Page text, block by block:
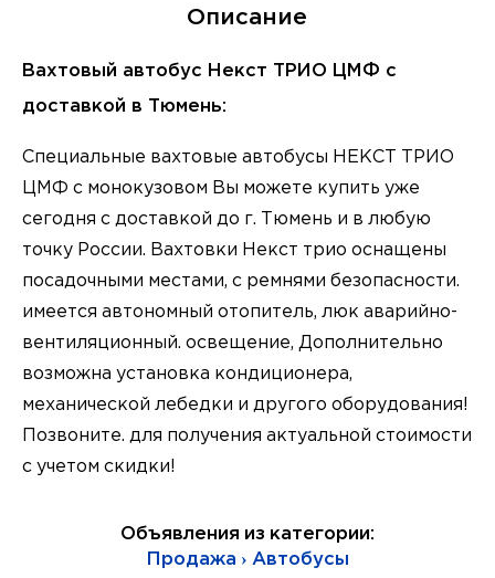
Описание
Вахтовый автобус Некст ТРИО ЦМФ с
доставкой в Тюмень:
Специальные вахтовые автобусы НЕКСТ ТРИО
ЦМФ с монокузовом Вы можете купить уже
сегодня с доставкой до г. Тюмень и в любую
точку России. Вахтовки Некст трио оснащены
посадочными местами, с ремнями безопасности.
имеется автономный отопитель, люк аварийно-
вентиляционный. освещение, Дополнительно
возможна установка кондиционера,
механической лебедки и другого оборудования!
Позвоните. для получения актуальной стоимости
с учетом скидки!
Объявления из категории:
Продажа › Автобусы